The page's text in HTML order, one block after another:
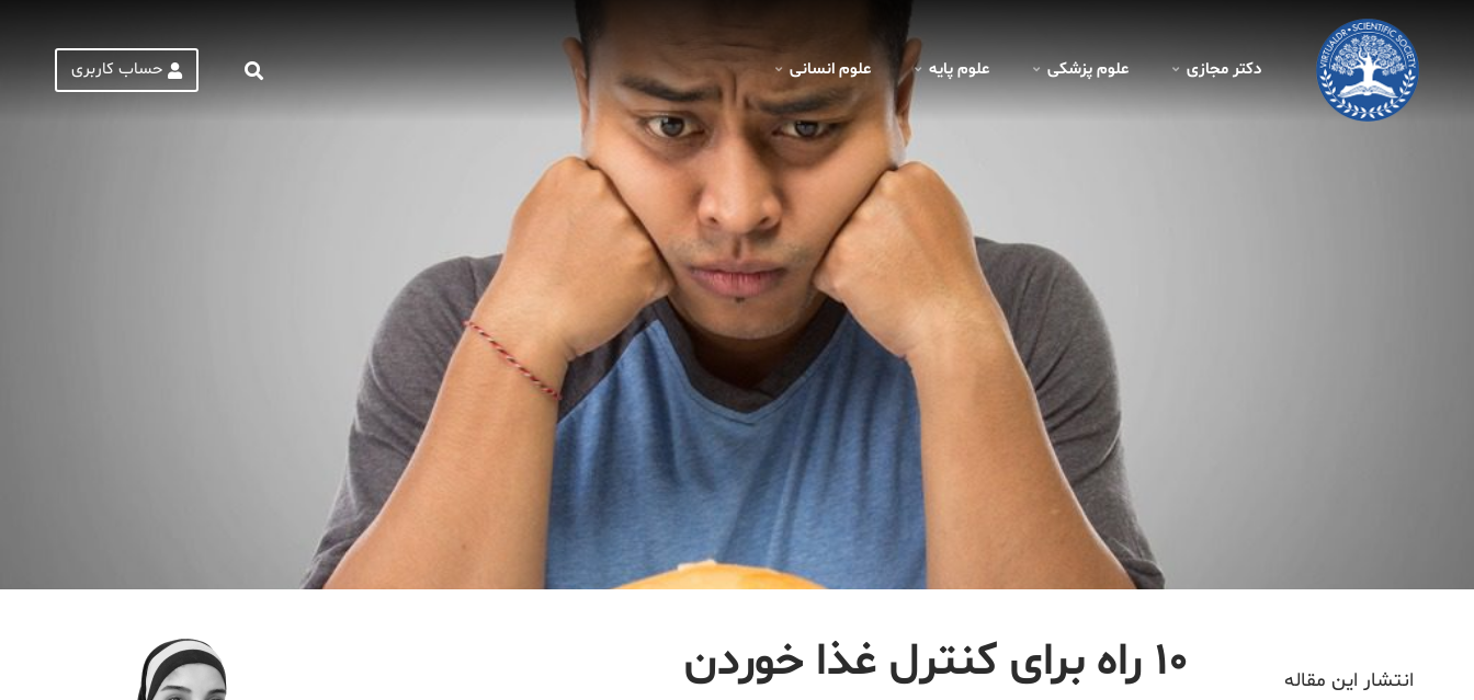
دکتر مجازی علوم پزشکی علوم پايه علوم انسانی حساب کاربری
انتشار این مقاله ۱۰ راه برای کنترل غذا خوردن